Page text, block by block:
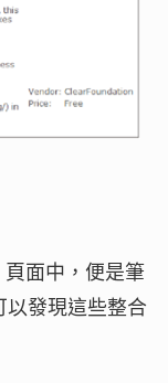
面中，便是筆
發現這些整合